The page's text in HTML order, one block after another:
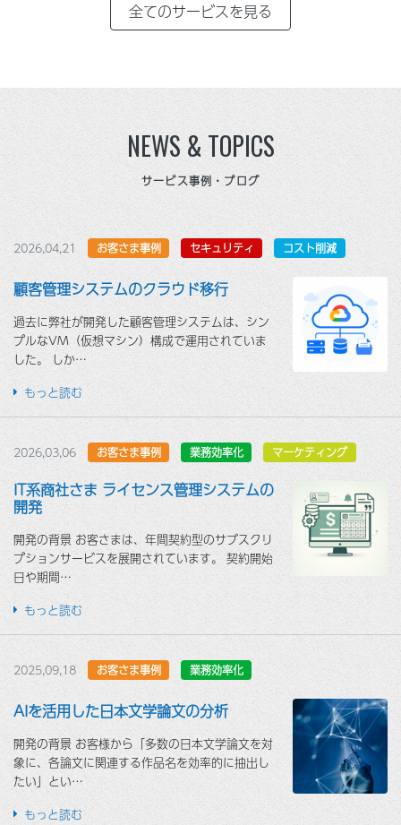
全てのサービスを見る
NEWS & TOPICS
サービス事例・ブログ
2026,04,21 お客さま事例 セキュリティ コスト削減
顧客管理システムのクラウド移行
過去に弊社が開発した顧客管理システムは、シン
プルなVM（仮想マシン）構成で運用されていま
した。 しか…
もっと読む
2026,03,06 お客さま事例 業務効率化 マーケティング
IT系商社さま ライセンス管理システムの
開発
開発の背景 お客さまは、年間契約型のサブスクリ
プションサービスを展開されています。 契約開始
日や期間…
もっと読む
2025,09,18 お客さま事例 業務効率化
AIを活用した日本文学論文の分析
開発の背景 お客様から「多数の日本文学論文を対
象に、各論文に関連する作品名を効率的に抽出し
たい」とい…
もっと読む